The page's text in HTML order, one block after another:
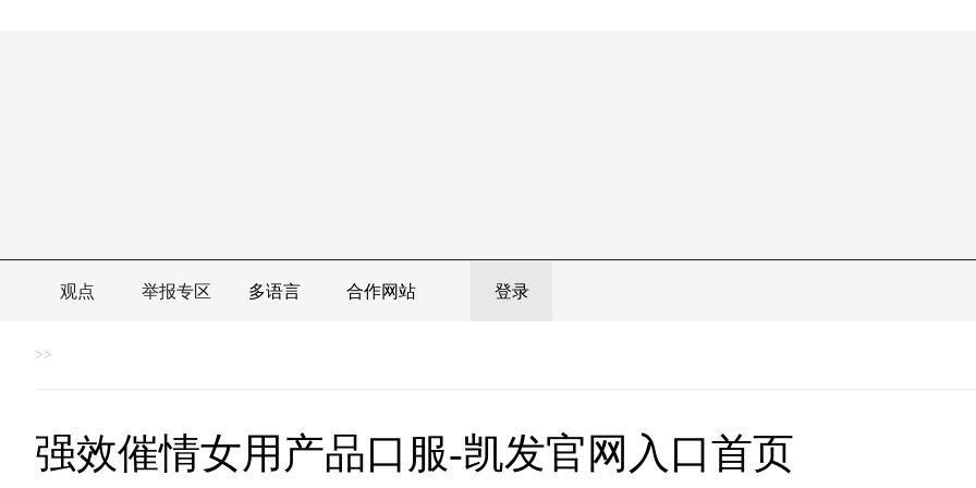
观点 举报专区 多语言 合作网站 登录
>>
强效催情女用产品口服-凯发官网入口首页